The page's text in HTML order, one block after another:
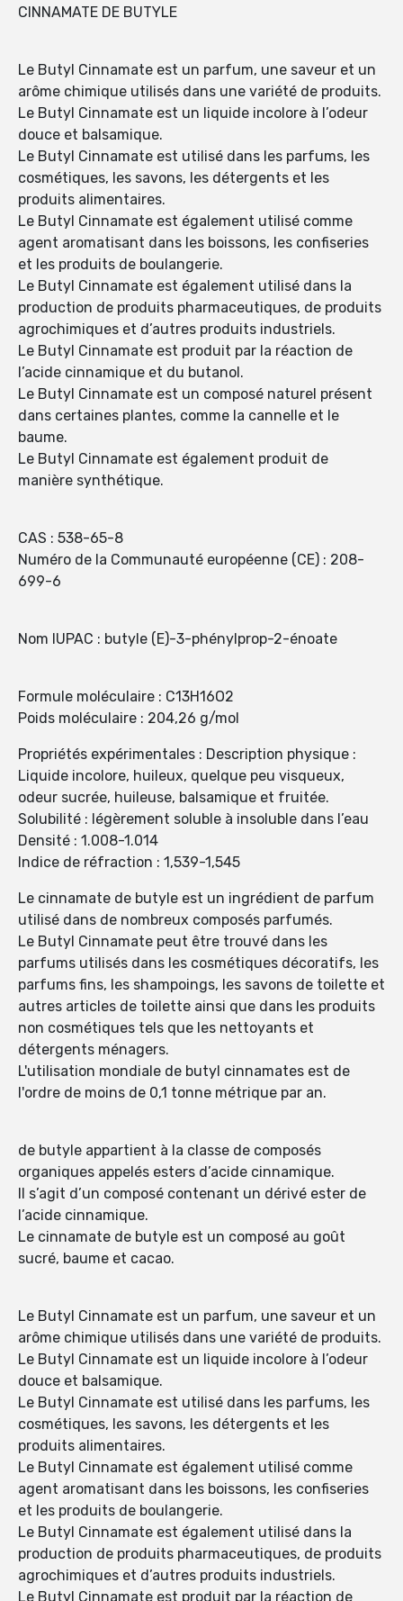
CINNAMATE DE BUTYLE
Le Butyl Cinnamate est un parfum, une saveur et un
arôme chimique utilisés dans une variété de produits.
Le Butyl Cinnamate est un liquide incolore à l’odeur
douce et balsamique.
Le Butyl Cinnamate est utilisé dans les parfums, les
cosmétiques, les savons, les détergents et les
produits alimentaires.
Le Butyl Cinnamate est également utilisé comme
agent aromatisant dans les boissons, les confiseries
et les produits de boulangerie.
Le Butyl Cinnamate est également utilisé dans la
production de produits pharmaceutiques, de produits
agrochimiques et d’autres produits industriels.
Le Butyl Cinnamate est produit par la réaction de
l’acide cinnamique et du butanol.
Le Butyl Cinnamate est un composé naturel présent
dans certaines plantes, comme la cannelle et le
baume.
Le Butyl Cinnamate est également produit de
manière synthétique.
CAS : 538-65-8
Numéro de la Communauté européenne (CE) : 208-
699-6
Nom IUPAC : butyle (E)-3-phénylprop-2-énoate
Formule moléculaire : C13H16O2
Poids moléculaire : 204,26 g/mol
Propriétés expérimentales : Description physique :
Liquide incolore, huileux, quelque peu visqueux,
odeur sucrée, huileuse, balsamique et fruitée.
Solubilité : légèrement soluble à insoluble dans l’eau
Densité : 1.008-1.014
Indice de réfraction : 1,539-1,545
Le cinnamate de butyle est un ingrédient de parfum
utilisé dans de nombreux composés parfumés.
Le Butyl Cinnamate peut être trouvé dans les
parfums utilisés dans les cosmétiques décoratifs, les
parfums fins, les shampoings, les savons de toilette et
autres articles de toilette ainsi que dans les produits
non cosmétiques tels que les nettoyants et
détergents ménagers.
L'utilisation mondiale de butyl cinnamates est de
l'ordre de moins de 0,1 tonne métrique par an.
de butyle appartient à la classe de composés
organiques appelés esters d’acide cinnamique.
Il s’agit d’un composé contenant un dérivé ester de
l’acide cinnamique.
Le cinnamate de butyle est un composé au goût
sucré, baume et cacao.
Le Butyl Cinnamate est un parfum, une saveur et un
arôme chimique utilisés dans une variété de produits.
Le Butyl Cinnamate est un liquide incolore à l’odeur
douce et balsamique.
Le Butyl Cinnamate est utilisé dans les parfums, les
cosmétiques, les savons, les détergents et les
produits alimentaires.
Le Butyl Cinnamate est également utilisé comme
agent aromatisant dans les boissons, les confiseries
et les produits de boulangerie.
Le Butyl Cinnamate est également utilisé dans la
production de produits pharmaceutiques, de produits
agrochimiques et d’autres produits industriels.
Le Butyl Cinnamate est produit par la réaction de